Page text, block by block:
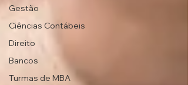
Gestão
Ciências Contábeis
Direito
Bancos
Turmas de MBA